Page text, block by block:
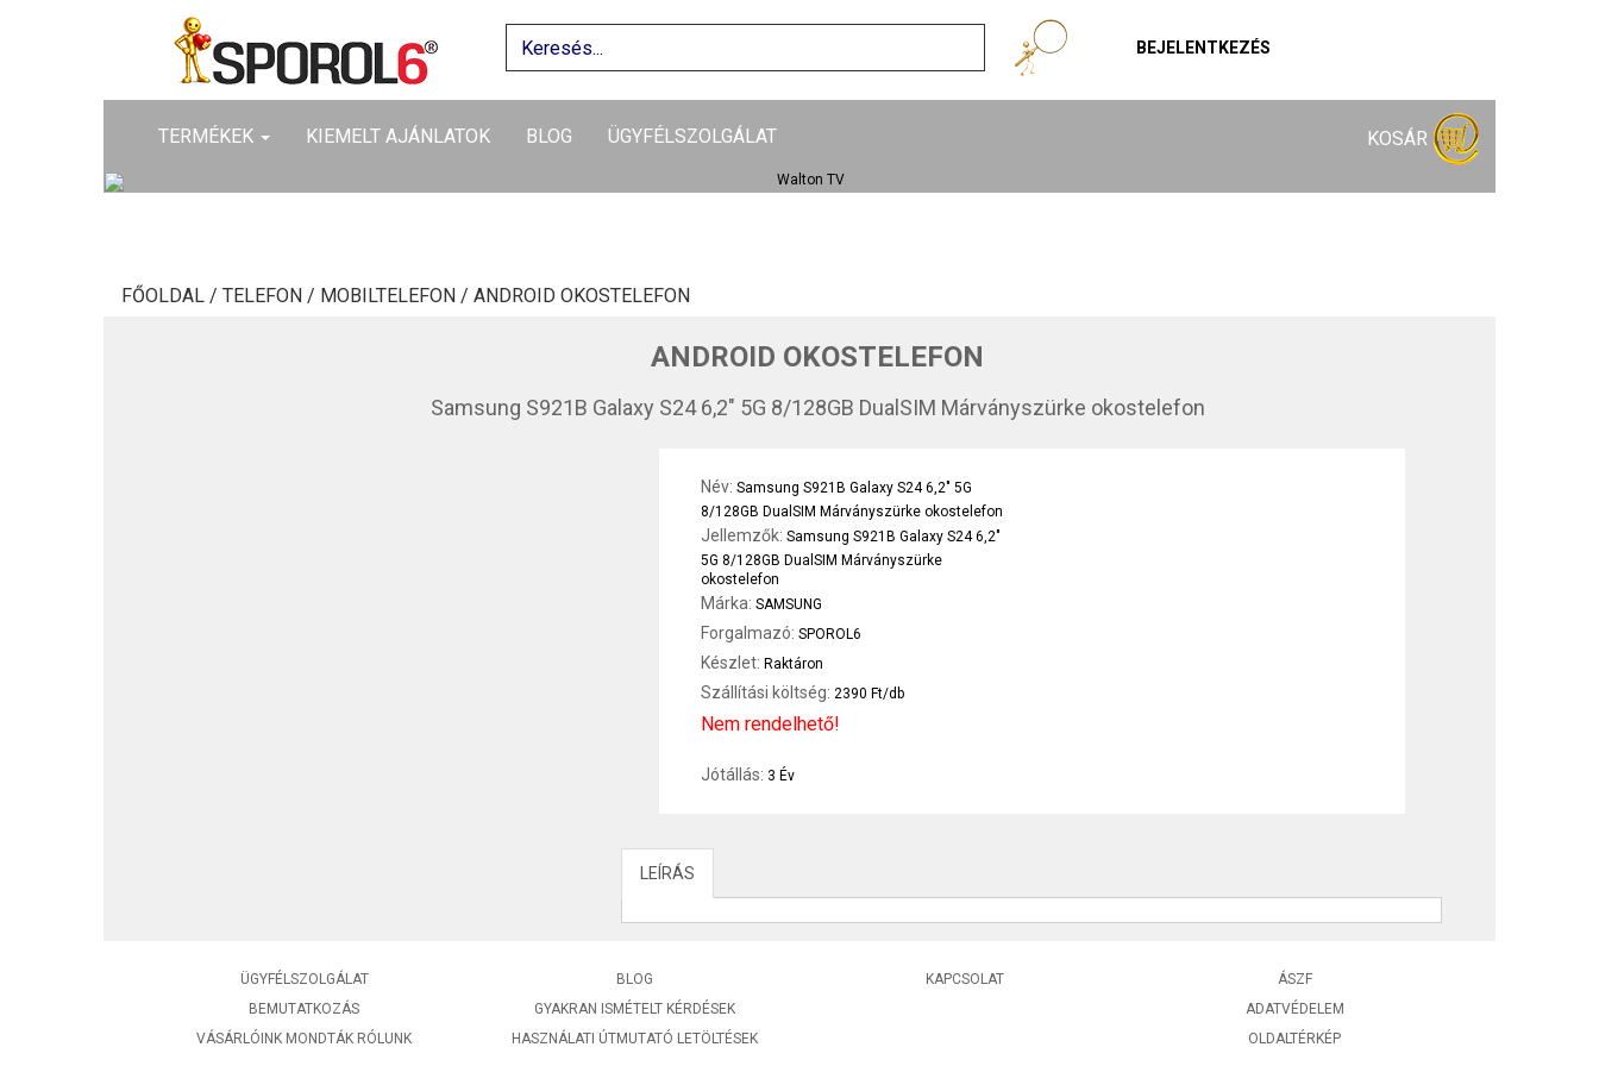
BEJELENTKEZÉS
TERMÉKEK KIEMELT AJÁNLATOK BLOG ÜGYFÉLSZOLGÁLAT KOSÁR
FŐOLDAL / TELEFON / MOBILTELEFON / ANDROID OKOSTELEFON
ANDROID OKOSTELEFON
Samsung S921B Galaxy S24 6,2" 5G 8/128GB DualSIM Márványszürke okostelefon
Név: Samsung S921B Galaxy S24 6,2" 5G
8/128GB DualSIM Márványszürke okostelefon
Jellemzők: Samsung S921B Galaxy S24 6,2"
5G 8/128GB DualSIM Márványszürke
okostelefon
Márka: SAMSUNG
Forgalmazó: SPOROL6
Készlet: Raktáron
Szállítási költség: 2390 Ft/db
Nem rendelhető!
Jótállás: 3 Év
LEÍRÁS
ÜGYFÉLSZOLGÁLAT
BEMUTATKOZÁS
VÁSÁRLÓINK MONDTÁK RÓLUNK
BLOG
GYAKRAN ISMÉTELT KÉRDÉSEK
HASZNÁLATI ÚTMUTATÓ LETÖLTÉSEK
KAPCSOLAT
ÁSZF
ADATVÉDELEM
OLDALTÉRKÉP